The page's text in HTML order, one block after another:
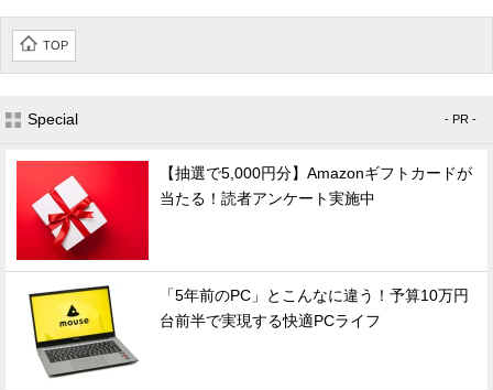
TOP
Special - PR -
【抽選で5,000円分】Amazonギフトカードが
当たる！読者アンケート実施中
「5年前のPC」とこんなに違う！予算10万円
台前半で実現する快適PCライフ